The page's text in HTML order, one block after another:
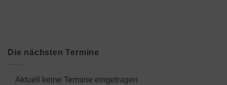
Die nächsten Termine
Aktuell keine Termine eingetragen